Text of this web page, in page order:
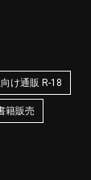
け通販 R-18
籍販売